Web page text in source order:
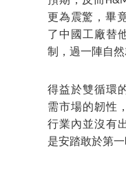
更為震驚，畢
了中國工廠替
制，過一陣自然
得益於雙循環
需市場的韌性
行業內並沒有
是安踏敢於第一